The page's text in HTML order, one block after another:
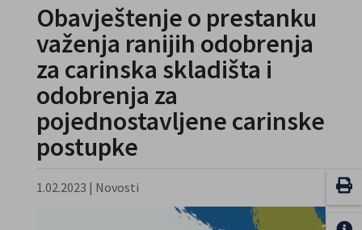
Obavještenje o prestanku
važenja ranijih odobrenja
za carinska skladišta i
odobrenja za
pojednostavljene carinske
postupke
1.02.2023 | Novosti